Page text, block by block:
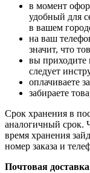
в момент
удобный для
в вашем
на ваш
значит, что
вы приходите
следует
оплачиваете
забираете
Срок хранения в
аналогичный срок.
время хранения
номер заказа и
Почтовая доставка